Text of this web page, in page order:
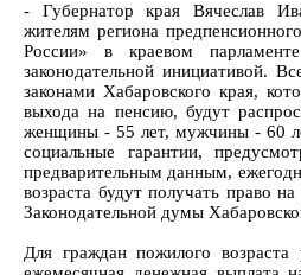
- Губернатор края Вячеслав
жителям региона
России» в краевом
законодательной инициативой.
законами Хабаровского края,
выхода на пенсию, будут
женщины - 55 лет, мужчины - 60
социальные гарантии,
предварительным данным,
возраста будут получать право
Законодательной думы
Для граждан пожилого